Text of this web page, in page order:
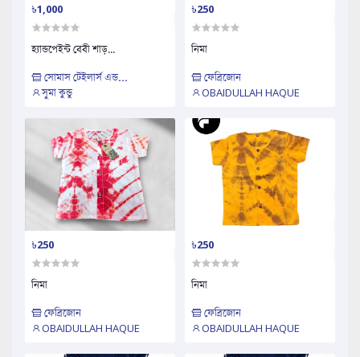
৳1,000
হ্যান্ডপেইন্ট বেবী শাড়...
সোমাস টেইলার্স এন্ড...
সুমা কুন্ডু
৳250
নিমা
ফেব্রিজোন
OBAIDULLAH HAQUE
৳250
নিমা
ফেব্রিজোন
OBAIDULLAH HAQUE
৳250
নিমা
ফেব্রিজোন
OBAIDULLAH HAQUE